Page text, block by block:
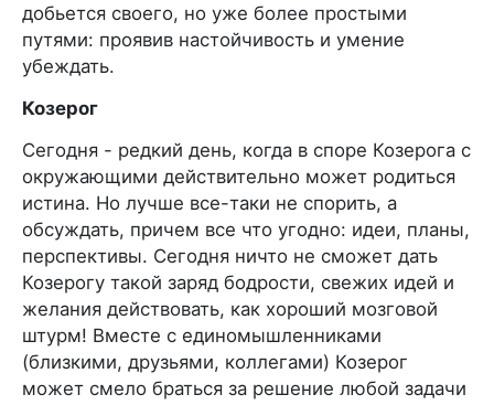
добьется своего, но уже более простыми
путями: проявив настойчивость и умение
убеждать.
Козерог
Сегодня - редкий день, когда в споре Козерога с
окружающими действительно может родиться
истина. Но лучше все-таки не спорить, а
обсуждать, причем все что угодно: идеи, планы,
перспективы. Сегодня ничто не сможет дать
Козерогу такой заряд бодрости, свежих идей и
желания действовать, как хороший мозговой
штурм! Вместе с единомышленниками
(близкими, друзьями, коллегами) Козерог
может смело браться за решение любой задачи